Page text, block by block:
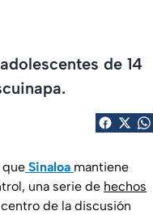
de 14
Sinaloa mantiene
una serie de hechos
de la discusión